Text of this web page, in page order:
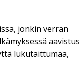
jonkin verran
aavistus
lukutaittumaa,